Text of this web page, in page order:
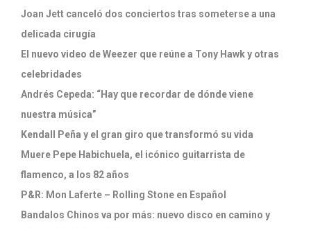
Joan Jett canceló dos conciertos tras someterse a una
delicada cirugía
El nuevo video de Weezer que reúne a Tony Hawk y otras
celebridades
Andrés Cepeda: “Hay que recordar de dónde viene
nuestra música”
Kendall Peña y el gran giro que transformó su vida
Muere Pepe Habichuela, el icónico guitarrista de
flamenco, a los 82 años
P&R: Mon Laferte – Rolling Stone en Español
Bandalos Chinos va por más: nuevo disco en camino y